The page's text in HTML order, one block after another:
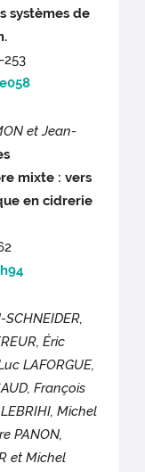
systèmes de
253
et Jean-
mixte : vers
en cidrerie
Éric
LAFORGUE,
François
Michel
PANON,
et Michel